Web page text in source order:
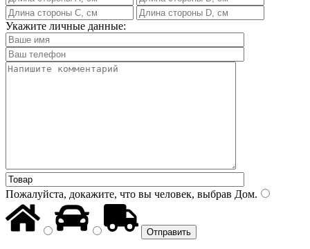
Укажите личные данные:
Пожалуйста, докажите, что вы человек, выбрав Дом.